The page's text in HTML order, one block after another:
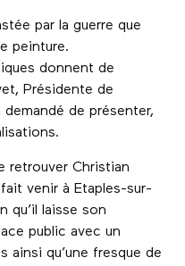
par la guerre que
peinture.
donnent de
Présidente de
demandé de présenter,
retrouver Christian
fait venir à Etaples-sur-
qu’il laisse son
public avec un
ainsi qu’une fresque de